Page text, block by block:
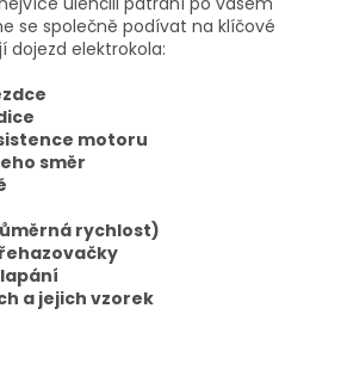
se společně podívat na klíčové
dojezd elektrokola:
motoru
směr
rychlost)
a jejich vzorek